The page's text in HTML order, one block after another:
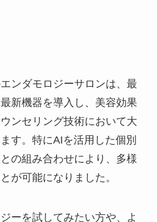
ンダモロジーサロンは、最
新機器を導入し、美容効果
ンセリング技術において大
す。特にAIを活用した個別
の組み合わせにより、多様
が可能になりました。
ーを試してみたい方や、よ